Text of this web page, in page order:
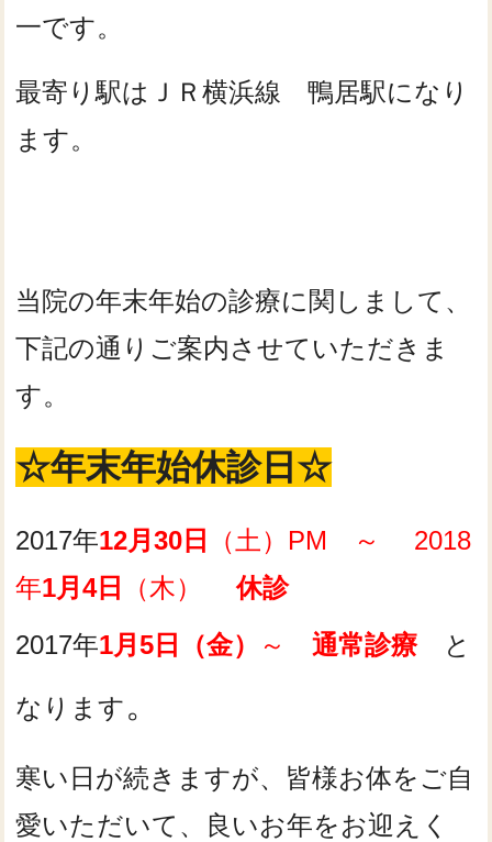
一です。
最寄り駅はＪＲ横浜線 鴨居駅になり
ます。
当院の年末年始の診療に関しまして、
下記の通りご案内させていただきま
す。
☆年末年始休診日☆
2017年12月30日
（土）PM ～ 2018
年1月4日 （木）休診
2017年1月5日（金） ～通常診療 と
なります。
寒い日が続きますが、皆様お体をご自
愛いただいて、良いお年をお迎えく